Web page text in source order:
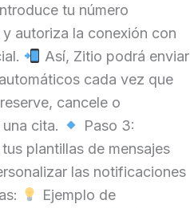
tu número
autoriza la conexión con
Así, Zitio podrá enviar
cada vez que
cancele o
cita.
Paso 3:
plantillas de mensajes
las notificaciones
Ejemplo de